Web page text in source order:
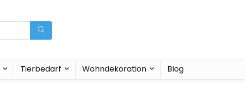
Tierbedarf Wohndekoration Blog